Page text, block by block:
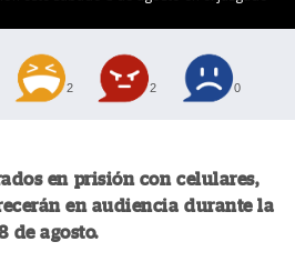
2 2 0
en prisión con celulares,
en audiencia durante la
de agosto.